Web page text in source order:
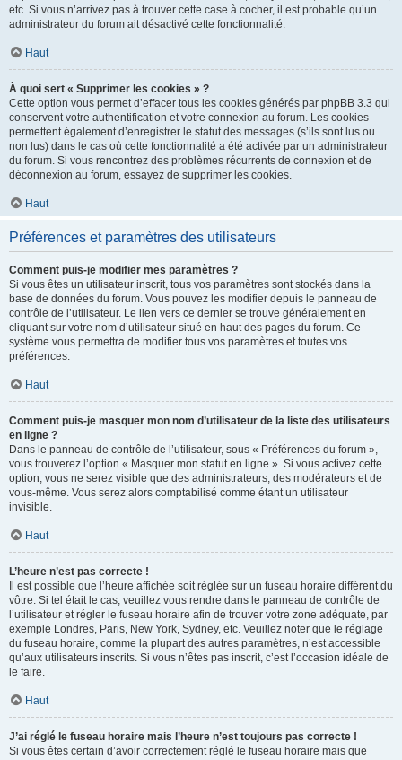
etc. Si vous n’arrivez pas à trouver cette case à cocher, il est probable qu’un
administrateur du forum ait désactivé cette fonctionnalité.
Haut
À quoi sert « Supprimer les cookies » ?
Cette option vous permet d’effacer tous les cookies générés par phpBB 3.3 qui
conservent votre authentification et votre connexion au forum. Les cookies
permettent également d’enregistrer le statut des messages (s’ils sont lus ou
non lus) dans le cas où cette fonctionnalité a été activée par un administrateur
du forum. Si vous rencontrez des problèmes récurrents de connexion et de
déconnexion au forum, essayez de supprimer les cookies.
Haut
Préférences et paramètres des utilisateurs
Comment puis-je modifier mes paramètres ?
Si vous êtes un utilisateur inscrit, tous vos paramètres sont stockés dans la
base de données du forum. Vous pouvez les modifier depuis le panneau de
contrôle de l’utilisateur. Le lien vers ce dernier se trouve généralement en
cliquant sur votre nom d’utilisateur situé en haut des pages du forum. Ce
système vous permettra de modifier tous vos paramètres et toutes vos
préférences.
Haut
Comment puis-je masquer mon nom d’utilisateur de la liste des utilisateurs
en ligne ?
Dans le panneau de contrôle de l’utilisateur, sous « Préférences du forum »,
vous trouverez l’option « Masquer mon statut en ligne ». Si vous activez cette
option, vous ne serez visible que des administrateurs, des modérateurs et de
vous-même. Vous serez alors comptabilisé comme étant un utilisateur
invisible.
Haut
L’heure n’est pas correcte !
Il est possible que l’heure affichée soit réglée sur un fuseau horaire différent du
vôtre. Si tel était le cas, veuillez vous rendre dans le panneau de contrôle de
l’utilisateur et régler le fuseau horaire afin de trouver votre zone adéquate, par
exemple Londres, Paris, New York, Sydney, etc. Veuillez noter que le réglage
du fuseau horaire, comme la plupart des autres paramètres, n’est accessible
qu’aux utilisateurs inscrits. Si vous n’êtes pas inscrit, c’est l’occasion idéale de
le faire.
Haut
J’ai réglé le fuseau horaire mais l’heure n’est toujours pas correcte !
Si vous êtes certain d’avoir correctement réglé le fuseau horaire mais que